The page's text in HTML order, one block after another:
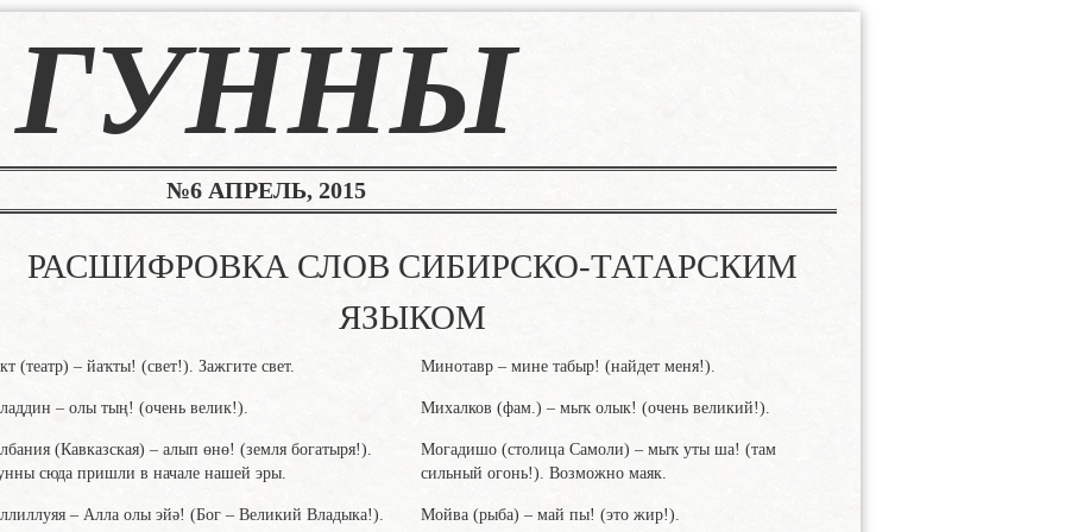
ГУННЫ
№6 АПРЕЛЬ, 2015
РАСШИФРОВКА СЛОВ СИБИРСКО-ТАТАРСКИМ
ЯЗЫКОМ
(театр) – йаҡты! (свет!). Зажгите свет.
– олы тың! (очень велик!).
(Кавказская) – алып өнө! (земля богатыря!).
сюда пришли в начале нашей эры.
– Алла олы эйә! (Бог – Великий Владыка!).
Минотавр – мине табыр! (найдет меня!).
Михалков (фам.) – мыҡ олык! (очень великий!).
Могадишо (столица Самоли) – мыҡ уты ша! (там
сильный огонь!). Возможно маяк.
Мойва (рыба) – май пы! (это жир!).